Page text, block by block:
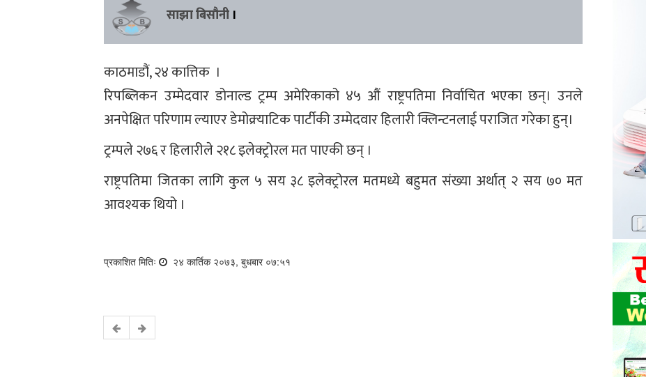
साझा बिसौनी ।
काठमाडौं, २४ कात्तिक ।
रिपब्लिकन उम्मेदवार डोनाल्ड ट्रम्प अमेरिकाको ४५ औं राष्ट्रपतिमा निर्वाचित भएका छन्। उनले
अनपेक्षित परिणाम ल्याएर डेमोक्र्याटिक पार्टीकी उम्मेदवार हिलारी क्लिन्टनलाई पराजित गरेका हुन्।
ट्रम्पले २७६ र हिलारीले २१८ इलेक्ट्रोरल मत पाएकी छन् ।
राष्ट्रपतिमा जितका लागि कुल ५ सय ३८ इलेक्ट्रोरल मतमध्ये बहुमत संख्या अर्थात् २ सय ७० मत
आवश्यक थियो ।
प्रकाशित मितिः २४ कार्तिक २०७३, बुधबार ०७:५१